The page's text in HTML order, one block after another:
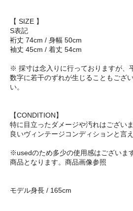
【 SIZE 】
S表記
裄丈 74cm / 身幅 50cm
袖丈 45cm / 着丈 54cm
※ 採寸は念入りに行っておりますが、
数字に若干のずれが生じることもござ
い。
【CONDITION】
特に目立ったダメージや汚れはございま
良いヴィンテージコンディションと言え
※usedのため多少の使用感はございま
商品となります。商品画像参照
モデル身長 / 165cm